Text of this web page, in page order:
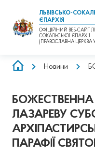
ЛЬВІВСЬКО-
ЄПАРХІЯ
ОФІЦІЙНИЙ ВЕБ-САЙТ
СОКАЛЬСЬКОЇ ЄПАРХІЇ
(ПРАВОСЛАВНА ЦЕРКВА
РЯДОК
Новини
БОЖЕСТВЕННА
ЛАЗАРЕВУ
ПАРАФІЇ